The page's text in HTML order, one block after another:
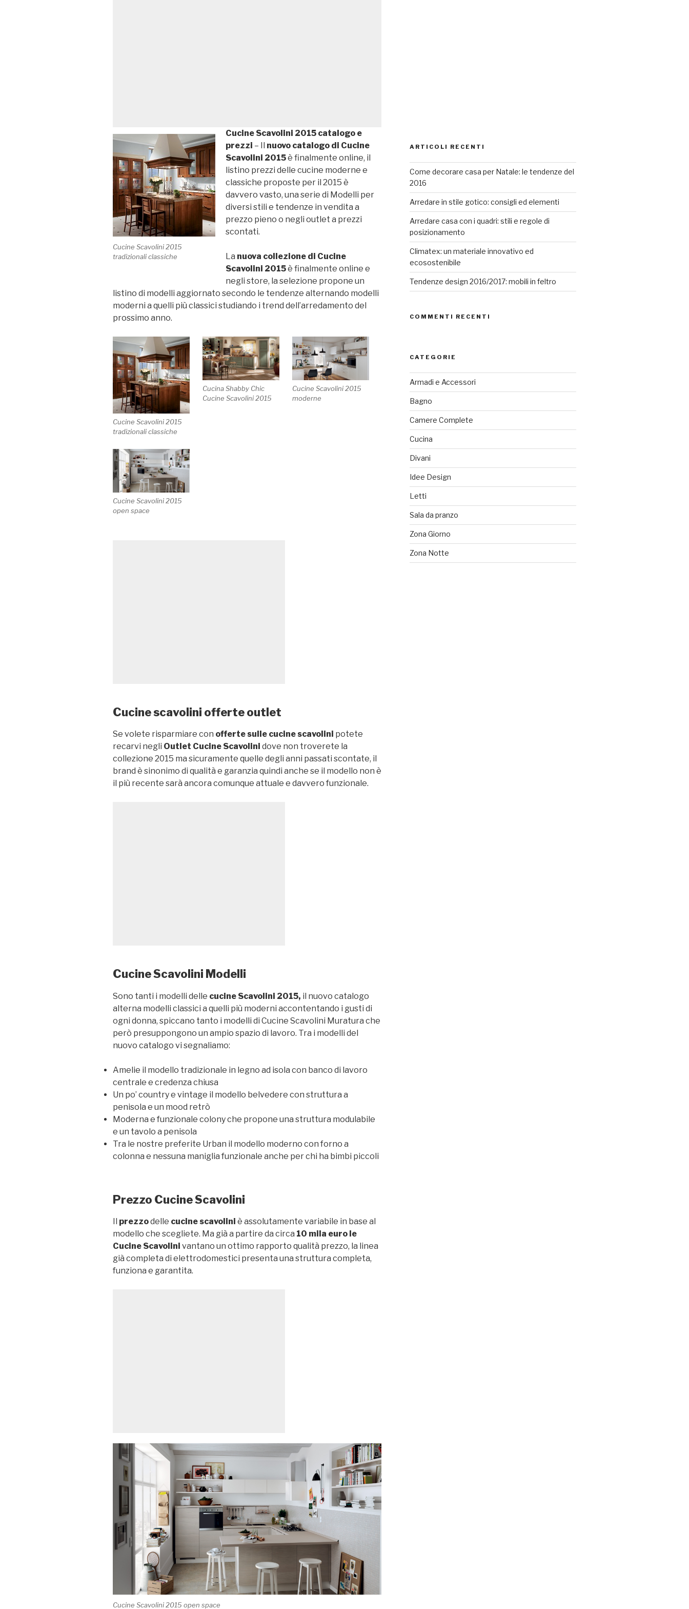
Cucine Scavolini 2015
tradizionali classiche
Cucine Scavolini 2015 catalogo e
prezzi – Il nuovo catalogo di Cucine
Scavolini 2015è finalmente online, il
listino prezzi delle cucine moderne e
classiche proposte per il 2015 è
davvero vasto, una serie di Modelli per
diversi stili e tendenze in vendita a
prezzo pieno o negli outlet a prezzi
scontati.
La nuova collezione di Cucine
Scavolini 2015è finalmente online e
negli store, la selezione propone un
listino di modelli aggiornato secondo le tendenze alternando modelli
moderni a quelli più classici studiando i trend dell’arredamento del
prossimo anno.
Cucine Scavolini 2015
tradizionali classiche
Cucina Shabby Chic
Cucine Scavolini 2015
Cucine Scavolini 2015
moderne
Cucine Scavolini 2015
open space
Cucine scavolini offerte outlet
Se volete risparmiare con offerte sulle cucine scavolini potete
recarvi negli Outlet Cucine Scavolini dove non troverete la
collezione 2015 ma sicuramente quelle degli anni passati scontate, il
brand è sinonimo di qualità e garanzia quindi anche se il modello non è
il più recente sarà ancora comunque attuale e davvero funzionale.
Cucine Scavolini Modelli
Sono tanti i modelli delle cucine Scavolini 2015, il nuovo catalogo
alterna modelli classici a quelli più moderni accontentando i gusti di
ogni donna, spiccano tanto i modelli di Cucine Scavolini Muratura che
però presuppongono un ampio spazio di lavoro. Tra i modelli del
nuovo catalogo vi segnaliamo:
Amelie il modello tradizionale in legno ad isola con banco di lavoro
centrale e credenza chiusa
Un po’ country e vintage il modello belvedere con struttura a
penisola e un mood retrò
Moderna e funzionale colony che propone una struttura modulabile
e un tavolo a penisola
Tra le nostre preferite Urban il modello moderno con forno a
colonna e nessuna maniglia funzionale anche per chi ha bimbi piccoli
Prezzo Cucine Scavolini
Il prezzodelle cucine scavolini è assolutamente variabile in base al
modello che scegliete. Ma già a partire da circa 10 mila euro le
Cucine Scavolini vantano un ottimo rapporto qualità prezzo, la linea
già completa di elettrodomestici presenta una struttura completa,
funziona e garantita.
Cucine Scavolini 2015 open space
ARTICOLI RECENTI
Come decorare casa per Natale: le tendenze del
2016
Arredare in stile gotico: consigli ed elementi
Arredare casa con i quadri: stili e regole di
posizionamento
Climatex: un materiale innovativo ed
ecosostenibile
Tendenze design 2016/2017: mobili in feltro
COMMENTI RECENTI
CATEGORIE
Armadi e Accessori
Bagno
Camere Complete
Cucina
Divani
Idee Design
Letti
Sala da pranzo
Zona Giorno
Zona Notte